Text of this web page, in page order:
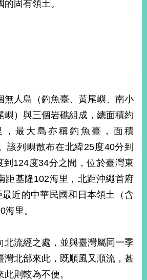
固有領土。
無人島（釣魚臺、黃尾嶼、南小
嶼）與三個岩礁組成，總面積約
，最大島亦稱釣魚臺，面積
該列嶼散布在北緯25度40分到
到124度34分之間，位於臺灣東
距基隆102海里，北距沖繩首府
近的中華民國和日本領土（含
里。
北流經之處，並與臺灣屬同一季
灣北部來此，既順風又順流，甚
則較為不便。